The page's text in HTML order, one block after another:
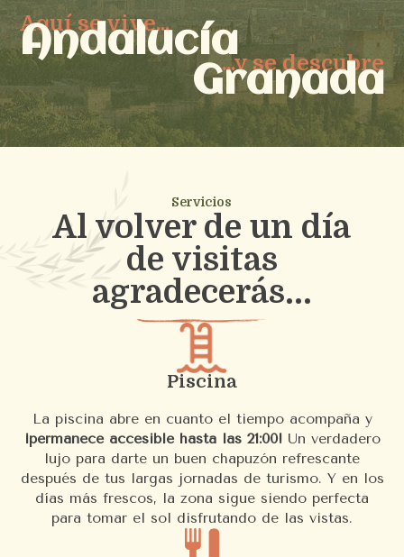
Aquí se vive...
Andalucía...y se descubre
Granada
Servicios
Al volver de un día
de visitas
agradecerás...
Piscina
La piscina abre en cuanto el tiempo acompaña y
¡permanece accesible hasta las 21:00!Un verdadero
lujo para darte un buen chapuzón refrescante
después de tus largas jornadas de turismo. Y en los
días más frescos, la zona sigue siendo perfecta
para tomar el sol disfrutando de las vistas.